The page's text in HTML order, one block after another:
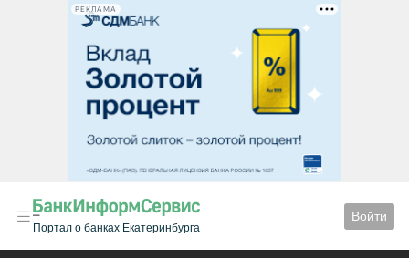
РЕКЛАМА
Портал о банках Екатеринбурга
Войти